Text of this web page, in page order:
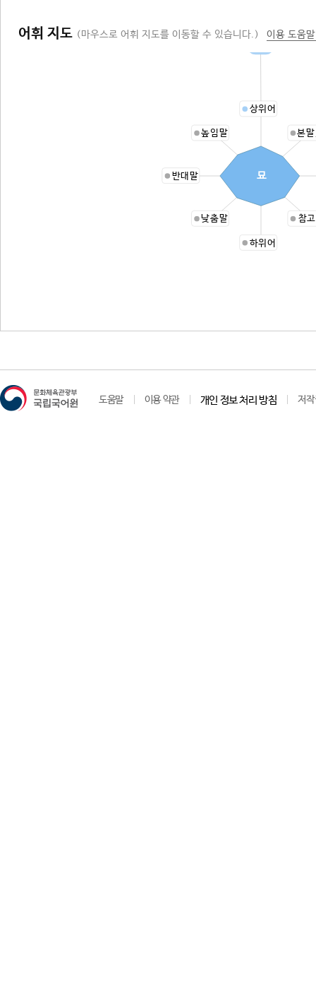
어휘 지도 (마우스로 어휘 지도를 이동할 수 있습니다.) 이용 도움
상위어
본
참
하위어
낮춤말
반대말
높임말
묘
도움말 이용 약관 개인 정보 처리 방침 저